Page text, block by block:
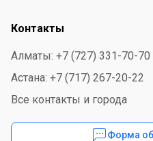
Контакты
Алматы: +7 (727) 331-70-70
Астана: +7 (717) 267-20-22
Все контакты и города
Форма